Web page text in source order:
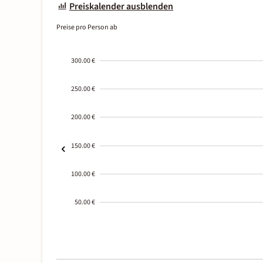
Preiskalender ausblenden
Preise pro Person ab
300.00 €
250.00 €
200.00 €
150.00 €
100.00 €
50.00 €
01-02